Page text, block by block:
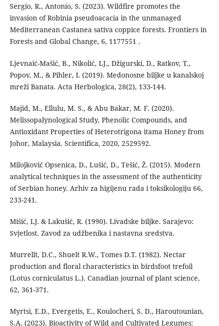
Sergio, R., Antonio, S. (2023). Wildfire promotes the
invasion of Robinia pseudoacacia in the unmanaged
Mediterranean Castanea sativa coppice forests. Frontiers in
Forests and Global Change, 6, 1177551 .
Ljevnaić-Mašić, B., Nikolić, LJ., Džigurski, D., Ratkov, T.,
Popov, M., & Pihler, I. (2019). Medonosne biljke u kanalskoj
mreži Banata. Acta Herbologica, 28(2), 133-144.
Majid, M., Ellulu, M. S., & Abu Bakar, M. F. (2020).
Melissopalynological Study, Phenolic Compounds, and
Antioxidant Properties of Heterotrigona itama Honey from
Johor, Malaysia. Scientifica, 2020, 2529592.
Milojković Opsenica, D., Lušić, D., Tešić, Ž. (2015). Modern
analytical techniques in the assessment of the authenticity
of Serbian honey. Arhiv za higijenu rada i toksikologiju 66,
233-241.
Mišić, LJ. & Lakušić, R. (1990). Livadske biljke. Sarajevo:
Svjetlost. Zavod za udžbenika i nastavna sredstva.
Murrellt, D.C., Shuelt R.W., Tomes D.T. (1982). Nectar
production and floral characteristics in birdsfoot trefoil
(Lotus corniculatus L.). Canadian journal of plant science,
62, 361-371.
Myrtsi, E.D., Evergetis, E., Koulocheri, S. D., Haroutounian,
S.A. (2023). Bioactivity of Wild and Cultivated Legumes: